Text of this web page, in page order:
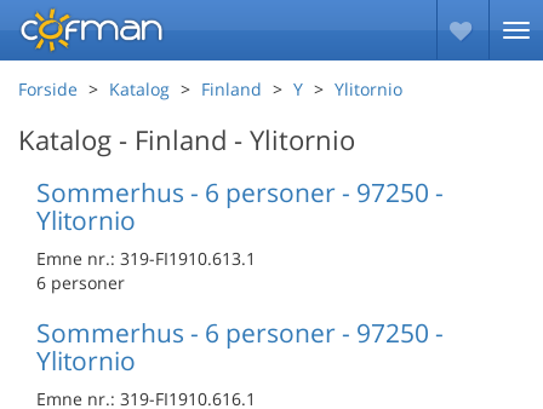
Forside Katalog Finland Y Ylitornio
Katalog - Finland - Ylitornio
Sommerhus - 6 personer - 97250 -
Ylitornio
Emne nr.: 319-FI1910.613.1
6 personer
Sommerhus - 6 personer - 97250 -
Ylitornio
Emne nr.: 319-FI1910.616.1